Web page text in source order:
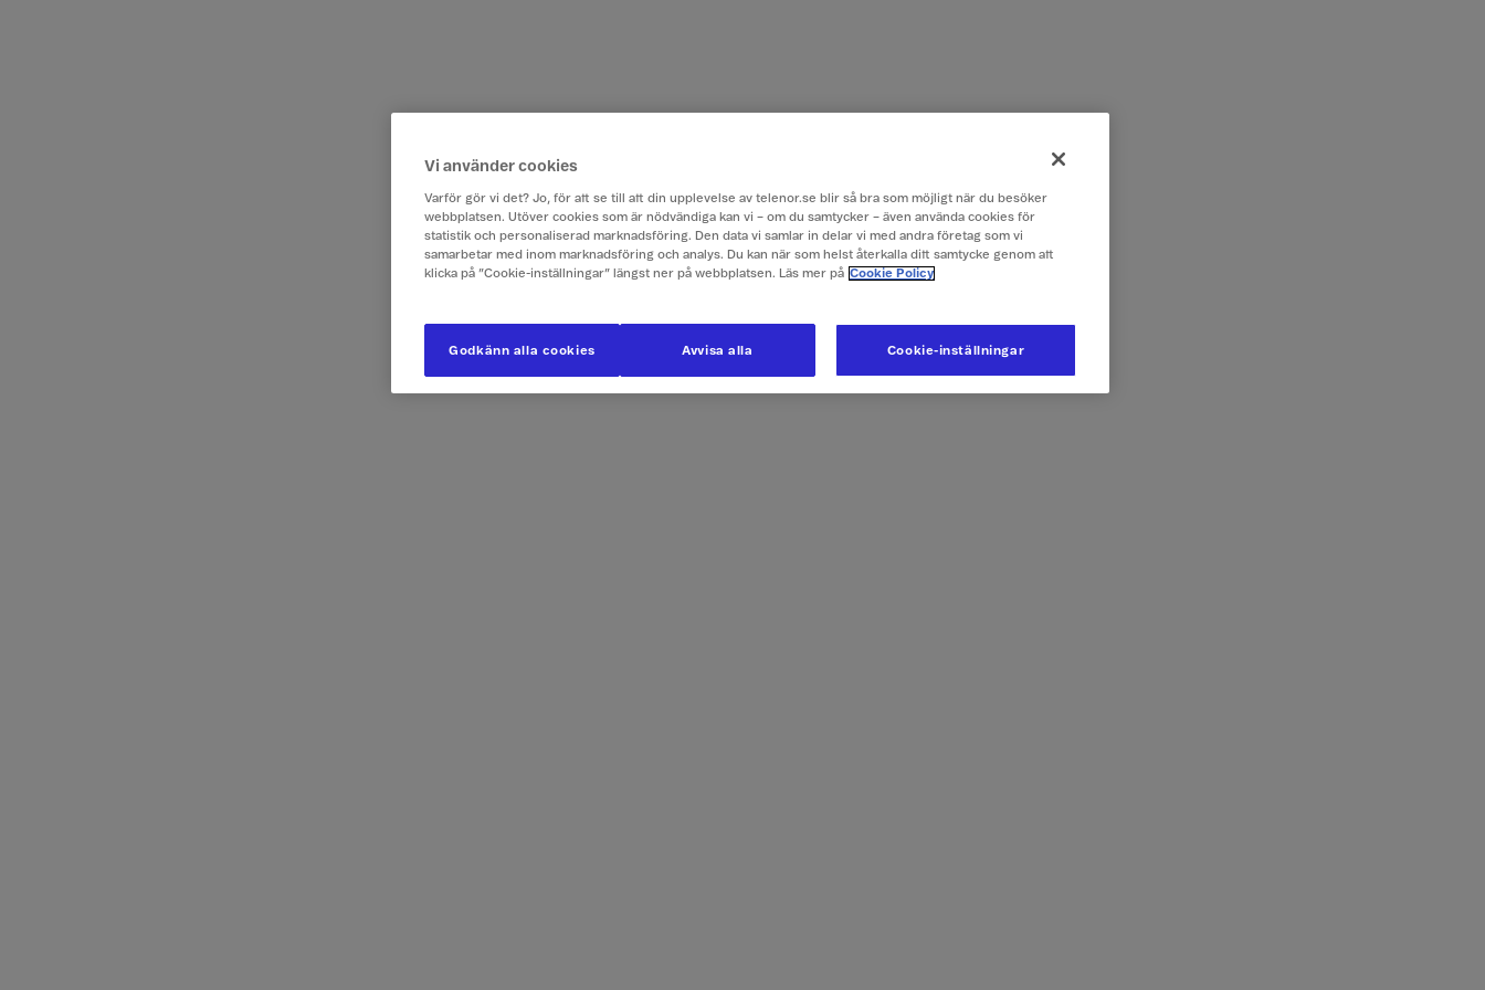
Vi använder cookies
Varför gör vi det? Jo, för att se till att din upplevelse av telenor.se blir så bra som möjligt när du besöker
webbplatsen. Utöver cookies som är nödvändiga kan vi – om du samtycker – även använda cookies för
statistik och personaliserad marknadsföring. Den data vi samlar in delar vi med andra företag som vi
samarbetar med inom marknadsföring och analys. Du kan när som helst återkalla ditt samtycke genom att
klicka på ”Cookie-inställningar” längst ner på webbplatsen. Läs mer på Cookie Policy
Cookie-inställningar
Avvisa alla
Godkänn alla cookies